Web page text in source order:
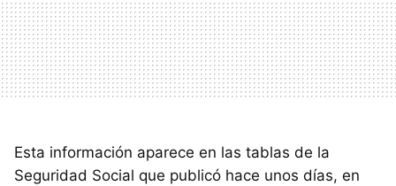
Esta información aparece en las tablas de la
Seguridad Social que publicó hace unos días, en